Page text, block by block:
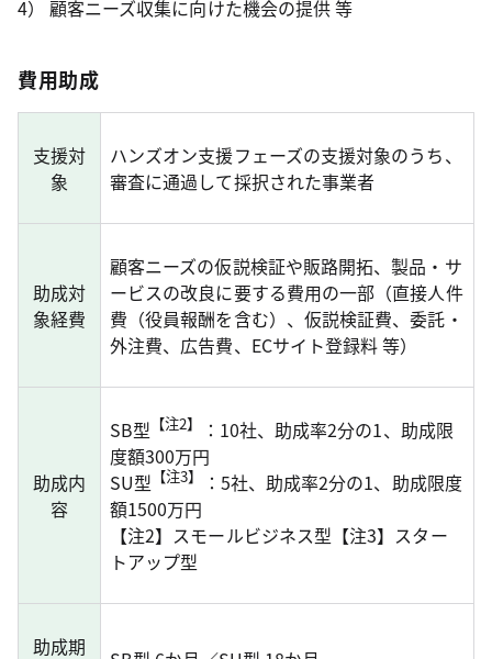
顧客ニーズ収集に向けた機会の提供 等
費用助成
支援対
象
ハンズオン支援フェーズの支援対象のうち、
審査に通過して採択された事業者
助成対
象経費
顧客ニーズの仮説検証や販路開拓、製品・サ
ービスの改良に要する費用の一部（直接人件
費（役員報酬を含む）、仮説検証費、委託・
外注費、広告費、ECサイト登録料 等）
助成内
容
SB型 【注2】
：10社、助成率2分の1、助成限
度額300万円
SU型 【注3】
：5社、助成率2分の1、助成限度
額1500万円
【注2】スモールビジネス型【注3】スター
トアップ型
助成期